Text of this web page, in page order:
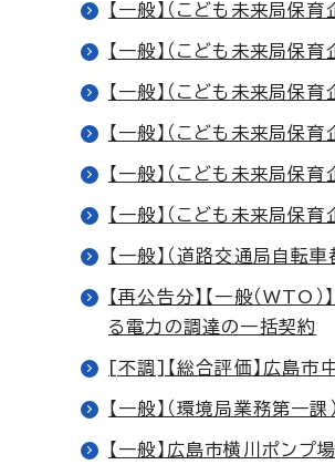
【一般】（こども未来局保
【一般】（こども未来局保
【一般】（こども未来局保
【一般】（こども未来局保
【一般】（こども未来局保
【一般】（こども未来局保
【一般】（道路交通局自転
【再公告分】【一般（
る電力の調達の一括契約
[不調]【総合評価】広島
【一般】（環境局業務第
【一般】広島市横川ポンプ